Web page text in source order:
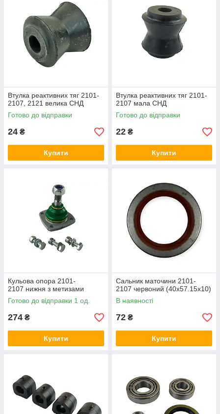
Втулка реактивних тяг 2101-
2107, 2121 велика СНД
Готово до відправки
24 ₴
Купити
Втулка реактивних тяг 2101-
2107 мала СНД
Готово до відправки
22 ₴
Купити
Кульова опора 2101-
2107 нижня з метизами
Готово до відправки 1 од.
274 ₴
Купити
Сальник маточини 2101-
2107 червоний (40х57.15х10)
В наявності
72 ₴
Купити